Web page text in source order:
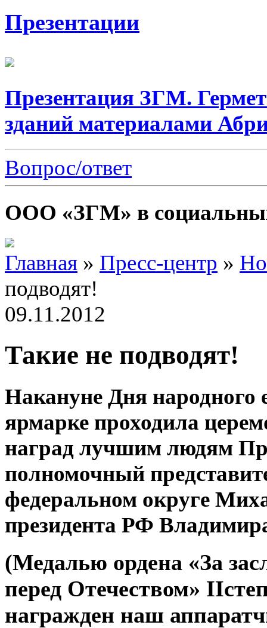
Презентации
Презентация ЗГМ.
зданий материалами
Вопрос/ответ
ООО «ЗГМ» в
Главная » Пресс-центр »
подводят!
09.11.2012
Такие не подводят!
Накануне Дня народного
ярмарке проходила
наград лучшим людям
полномочный
федеральном округе
президента РФ
(Медалью ордена «За
перед Отечеством»
награжден наш